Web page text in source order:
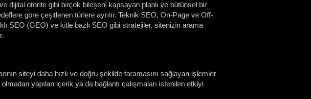
dijital otorite gibi birçok bileşeni kapsayan planlı ve bütünsel bir
göre çeşitlenen türlere ayrılır. Teknik SEO, On-Page ve Off-
SEO (GEO) ve kitle bazlı SEO gibi stratejiler, sitenizin arama
siteyi daha hızlı ve doğru şekilde taramasını sağlayan işlemler
yapılan içerik ya da bağlantı çalışmaları istenilen etkiyi